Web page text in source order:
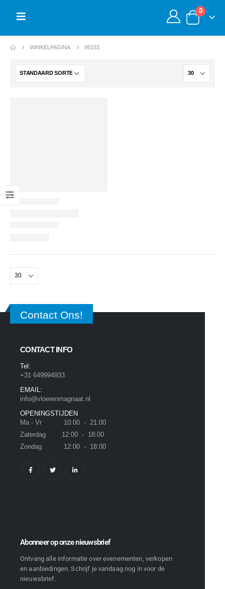
0
WINKELPAGINA 95153
Contact Ons!
CONTACT INFO
Tel:
+31 649994933
EMAIL:
info@vloerenmagnaat.nl
OPENINGSTIJDEN
Ma - Vr 10:00 - 21:00
Zaterdag 12:00 - 18:00
Zondag 12:00 - 18:00
Abonneer op onze nieuwsbrief
Ontvang alle informatie over evenementen, verkopen
en aanbiedingen. Schrijf je vandaag nog in voor de
nieuwsbrief.